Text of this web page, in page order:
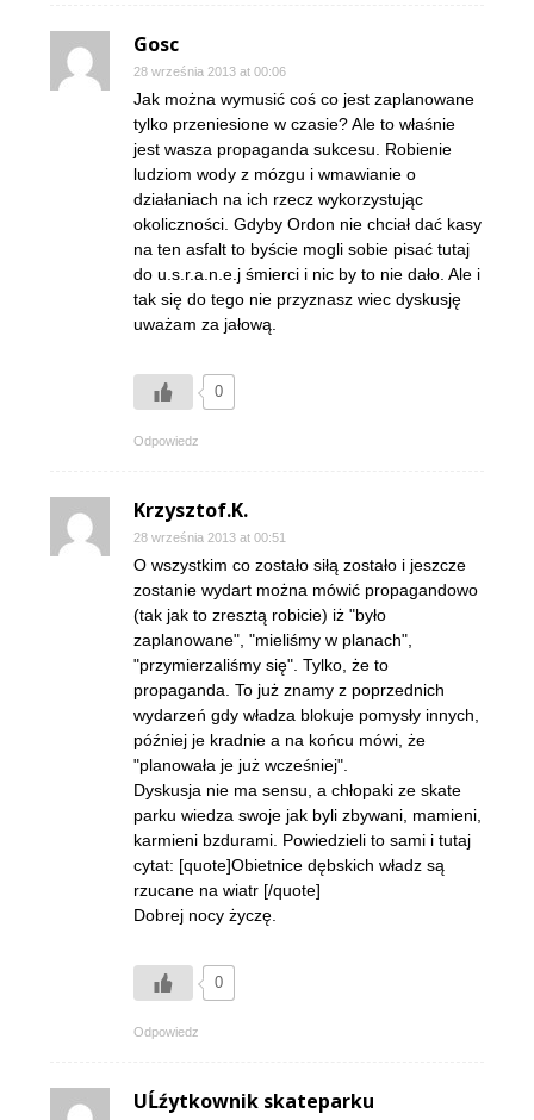
Gosc
28 września 2013 at 00:06
Jak można wymusić coś co jest zaplanowane
tylko przeniesione w czasie? Ale to właśnie
jest wasza propaganda sukcesu. Robienie
ludziom wody z mózgu i wmawianie o
działaniach na ich rzecz wykorzystując
okoliczności. Gdyby Ordon nie chciał dać kasy
na ten asfalt to byście mogli sobie pisać tutaj
do u.s.r.a.n.e.j śmierci i nic by to nie dało. Ale i
tak się do tego nie przyznasz wiec dyskusję
uważam za jałową.
0
Odpowiedz
Krzysztof.K.
28 września 2013 at 00:51
O wszystkim co zostało siłą zostało i jeszcze
zostanie wydart można mówić propagandowo
(tak jak to zresztą robicie) iż "było
zaplanowane", "mieliśmy w planach",
"przymierzaliśmy się". Tylko, że to
propaganda. To już znamy z poprzednich
wydarzeń gdy władza blokuje pomysły innych,
później je kradnie a na końcu mówi, że
"planowała je już wcześniej".
Dyskusja nie ma sensu, a chłopaki ze skate
parku wiedza swoje jak byli zbywani, mamieni,
karmieni bzdurami. Powiedzieli to sami i tutaj
cytat: [quote]Obietnice dębskich władz są
rzucane na wiatr [/quote]
Dobrej nocy życzę.
0
Odpowiedz
UĹźytkownik skateparku